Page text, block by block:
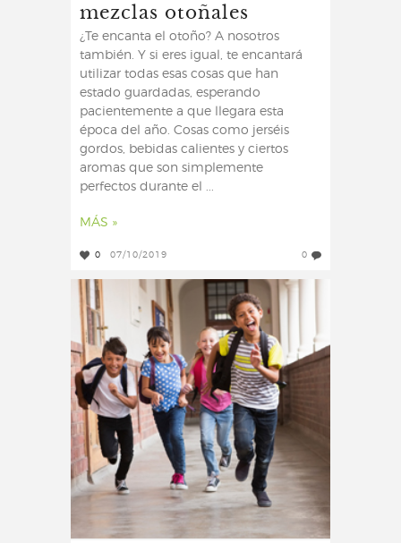
mezclas otoñales
¿Te encanta el otoño? A nosotros
también. Y si eres igual, te encantará
utilizar todas esas cosas que han
estado guardadas, esperando
pacientemente a que llegara esta
época del año. Cosas como jerséis
gordos, bebidas calientes y ciertos
aromas que son simplemente
perfectos durante el ...
MÁS »
0 07/10/2019 0